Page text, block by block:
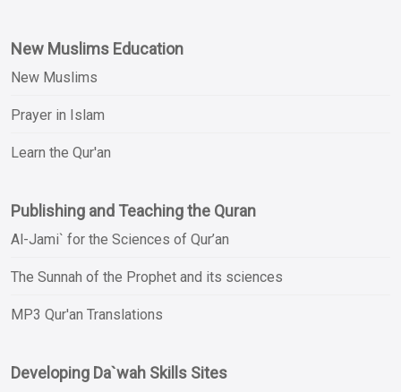
New Muslims Education
New Muslims
Prayer in Islam
Learn the Qur'an
Publishing and Teaching the Quran
Al-Jami` for the Sciences of Qur’an
The Sunnah of the Prophet and its sciences
MP3 Qur'an Translations
Developing Da`wah Skills Sites